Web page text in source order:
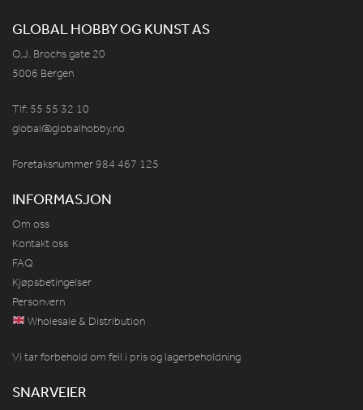
GLOBAL HOBBY OG KUNST AS
O.J. Brochs gate 20
5006 Bergen
Tlf: 55 55 32 10
global@globalhobby.no
Foretaksnummer 984 467 125
INFORMASJON
Om oss
Kontakt oss
FAQ
Kjøpsbetingelser
Personvern
Wholesale & Distribution
Vi tar forbehold om feil i pris og lagerbeholdning
SNARVEIER